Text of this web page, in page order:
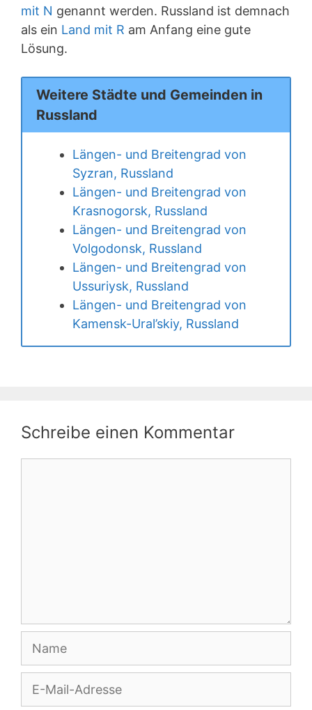
mit N genannt werden. Russland ist demnach
als ein Land mit R am Anfang eine gute
Lösung.
Weitere Städte und Gemeinden in
Russland
Längen- und Breitengrad von
Syzran, Russland
Längen- und Breitengrad von
Krasnogorsk, Russland
Längen- und Breitengrad von
Volgodonsk, Russland
Längen- und Breitengrad von
Ussuriysk, Russland
Längen- und Breitengrad von
Kamensk-Ural’skiy, Russland
Schreibe einen Kommentar